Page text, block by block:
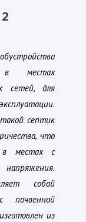
в местах
сетей, для
септик
что
в местах с
собой
почвенной
из